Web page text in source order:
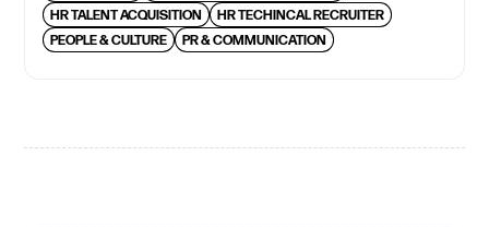
HR TALENT ACQUISITION
HR TECHINCAL RECRUITER
PEOPLE & CULTURE
PR & COMMUNICATION